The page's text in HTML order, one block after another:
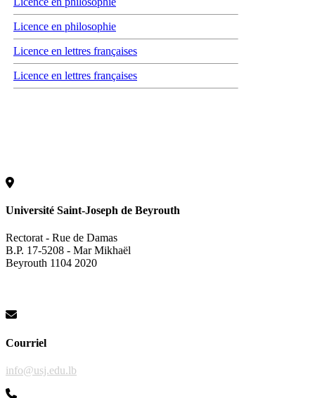
Licence en philosophie
Licence en lettres françaises
Licence en lettres françaises
Université Saint-Joseph de Beyrouth
Rectorat - Rue de Damas
B.P. 17-5208 - Mar Mikhaël
Beyrouth 1104 2020
Courriel
info@usj.edu.lb